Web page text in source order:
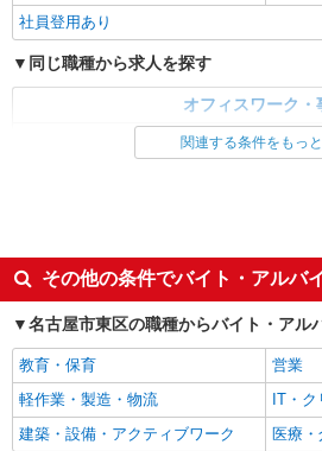
社員登用あり
同じ職種から求人を探す
オフィスワーク・
ボーナス・賞与あり
日払い
服装自由
車通勤
交通費支給
社会
社員登用あり
関連する条件をもっ
その他の条件でバイト・アルバ
名古屋市東区の職種からバイト・アル
教育・保育
営業
軽作業・製造・物流
IT・
建築・設備・アクティブワーク
医療